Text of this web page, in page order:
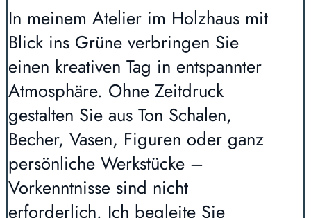
In meinem Atelier im Holzhaus mit
Blick ins Grüne verbringen Sie
einen kreativen Tag in entspannter
Atmosphäre. Ohne Zeitdruck
gestalten Sie aus Ton Schalen,
Becher, Vasen, Figuren oder ganz
persönliche Werkstücke –
Vorkenntnisse sind nicht
erforderlich. Ich begleite Sie